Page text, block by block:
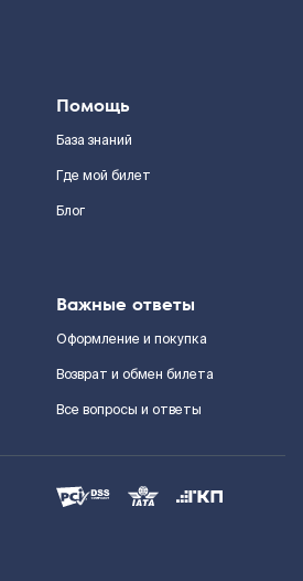
Помощь
База знаний
Где мой билет
Блог
Важные ответы
Оформление и покупка
Возврат и обмен билета
Все вопросы и ответы